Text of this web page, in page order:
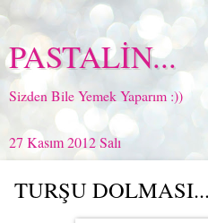
PASTALİN...
Sizden Bile Yemek Yaparım :))
27 Kasım 2012 Salı
TURŞU DOLMASI...